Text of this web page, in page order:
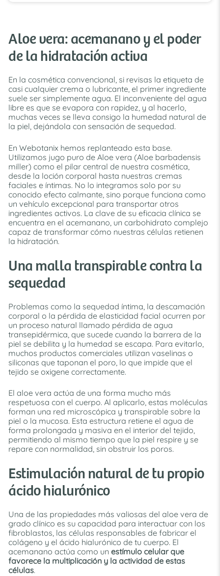
Aloe vera: acemanano y el poder
de la hidratación activa
En la cosmética convencional, si revisas la etiqueta de
casi cualquier crema o lubricante, el primer ingrediente
suele ser simplemente agua. El inconveniente del agua
libre es que se evapora con rapidez, y al hacerlo,
muchas veces se lleva consigo la humedad natural de
la piel, dejándola con sensación de sequedad.
En Webotanix hemos replanteado esta base.
Utilizamos jugo puro de Aloe vera (Aloe barbadensis
miller) como el pilar central de nuestra cosmética,
desde la loción corporal hasta nuestras cremas
faciales e íntimas. No lo integramos solo por su
conocido efecto calmante, sino porque funciona como
un vehículo excepcional para transportar otros
ingredientes activos. La clave de su eficacia clínica se
encuentra en el acemanano, un carbohidrato complejo
capaz de transformar cómo nuestras células retienen
la hidratación.
Una malla transpirable contra la
sequedad
Problemas como la sequedad íntima, la descamación
corporal o la pérdida de elasticidad facial ocurren por
un proceso natural llamado pérdida de agua
transepidérmica, que sucede cuando la barrera de la
piel se debilita y la humedad se escapa. Para evitarlo,
muchos productos comerciales utilizan vaselinas o
siliconas que taponan el poro, lo que impide que el
tejido se oxigene correctamente.
El aloe vera actúa de una forma mucho más
respetuosa con el cuerpo. Al aplicarlo, estas moléculas
forman una red microscópica y transpirable sobre la
piel o la mucosa. Esta estructura retiene el agua de
forma prolongada y masiva en el interior del tejido,
permitiendo al mismo tiempo que la piel respire y se
repare con normalidad, sin obstruir los poros.
Estimulación natural de tu propio
ácido hialurónico
Una de las propiedades más valiosas del aloe vera de
grado clínico es su capacidad para interactuar con los
fibroblastos, las células responsables de fabricar el
colágeno y el ácido hialurónico de tu cuerpo. El
acemanano actúa como un estímulo celular que
favorece la multiplicación y la actividad de estas
células.